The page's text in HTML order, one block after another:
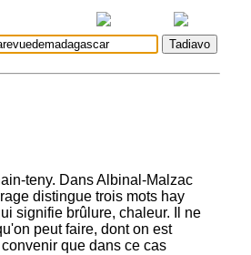
teny. Dans Albinal-Malzac
distingue trois mots hay
signifie brûlure, chaleur. Il ne
peut faire, dont on est
que dans ce cas